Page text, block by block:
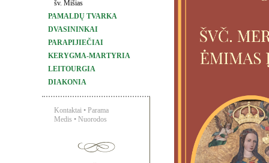
šv. Mišias
PAMALDŲ TVARKA
DVASININKAI
PARAPIJIEČIAI
KERYGMA-MARTYRIA
LEITOURGIA
DIAKONIA
Kontaktai • Parama
Medis • Nuorodos